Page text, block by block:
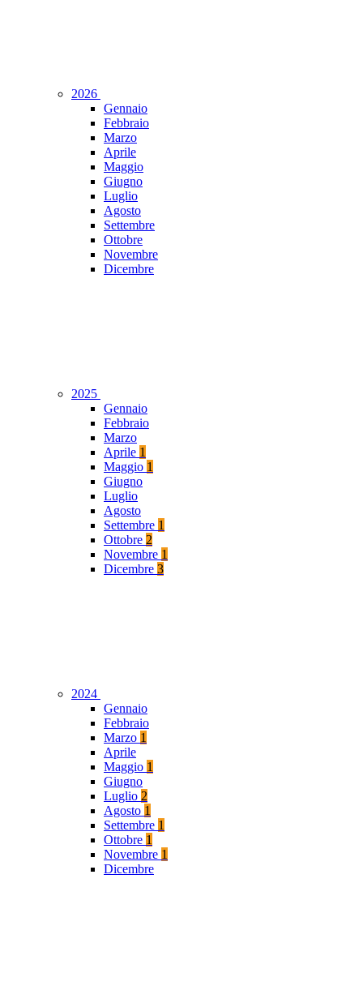
2026
Gennaio
Febbraio
Marzo
Aprile
Maggio
Giugno
Luglio
Agosto
Settembre
Ottobre
Novembre
Dicembre
2025
Gennaio
Febbraio
Marzo
Aprile 1
Maggio 1
Giugno
Luglio
Agosto
Settembre 1
Ottobre 2
Novembre 1
Dicembre 3
2024
Gennaio
Febbraio
Marzo 1
Aprile
Maggio 1
Giugno
Luglio 2
Agosto 1
Settembre 1
Ottobre 1
Novembre 1
Dicembre